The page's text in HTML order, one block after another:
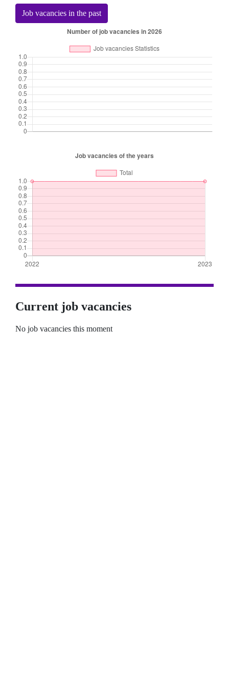
Job vacancies in the past
Current job vacancies
No job vacancies this moment